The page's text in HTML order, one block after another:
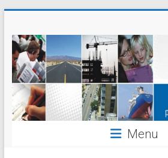
content
Nossaseg
Administração
e
Corretagem
de
Menu